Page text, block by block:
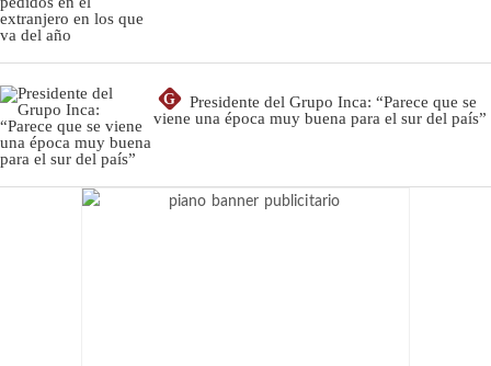
G
Presidente del Grupo Inca: “Parece que se
viene una época muy buena para el sur del país”